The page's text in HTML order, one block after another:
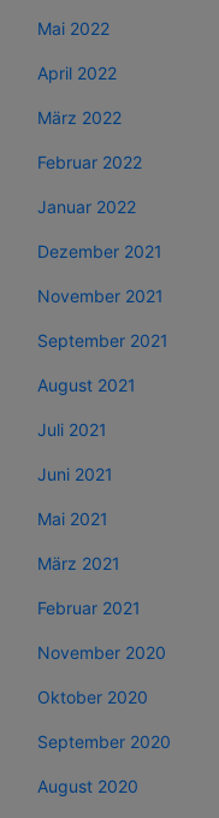
Mai 2022
April 2022
März 2022
Februar 2022
Januar 2022
Dezember 2021
November 2021
September 2021
August 2021
Juli 2021
Juni 2021
Mai 2021
März 2021
Februar 2021
November 2020
Oktober 2020
September 2020
August 2020